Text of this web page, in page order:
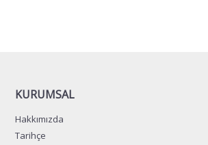
KURUMSAL
Hakkımızda
Tarihçe